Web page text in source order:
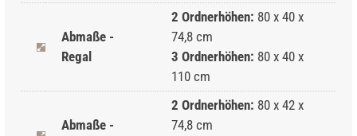
Abmaße -
Regal
2 Ordnerhöhen: 80 x 40 x
74,8 cm
3 Ordnerhöhen: 80 x 40 x
110 cm
Abmaße -
2 Ordnerhöhen: 80 x 42 x
74,8 cm